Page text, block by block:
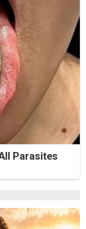
Parasites